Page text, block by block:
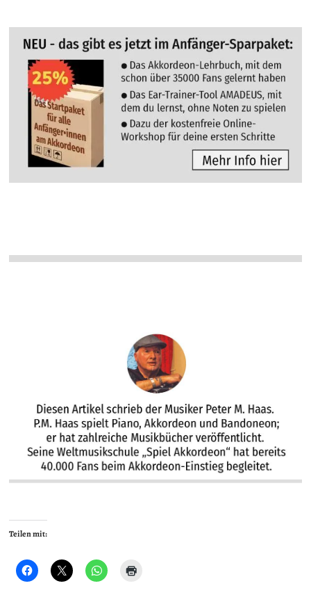
Teilen mit: